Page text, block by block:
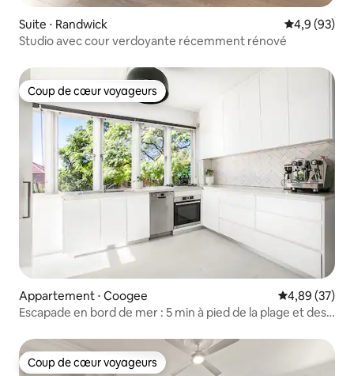
Suite ⋅ Randwick Évaluation
4,9 (93)
Studio avec cour verdoyante récemment rénové
Coup de cœur voyageurs
Coup de cœur voyageurs
Appartement ⋅ Coogee Évaluation
4,89 (37)
Escapade en bord de mer : 5 min à pied de la plage et des
Coup de cœur voyageurs
Coup de cœur voyageurs